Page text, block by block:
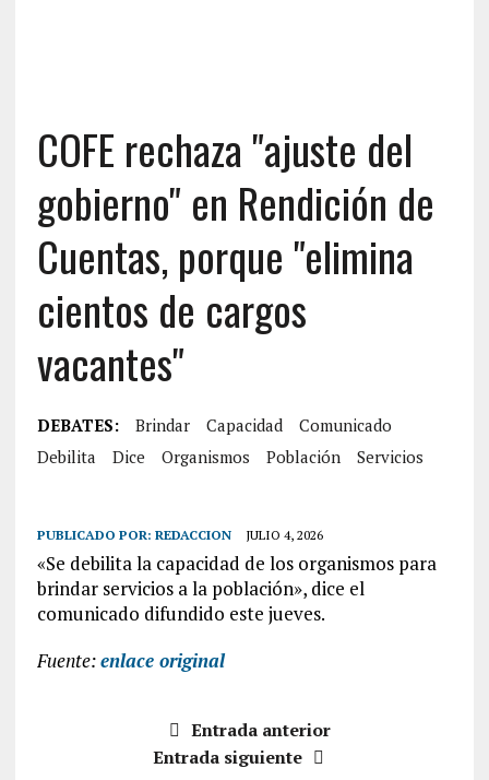
COFE rechaza "ajuste del
gobierno" en Rendición de
Cuentas, porque "elimina
cientos de cargos
vacantes"
DEBATES: Brindar Capacidad
Comunicado
Debilita
Dice Organismos Población Servicios
PUBLICADO POR: REDACCION JULIO 4, 2026
«Se debilita la capacidad de los organismos para
brindar servicios a la población», dice el
comunicado difundido este jueves.
Fuente:enlace original
Entrada anterior
Entrada siguiente